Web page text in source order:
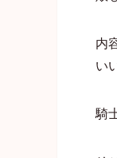
内
い
騎